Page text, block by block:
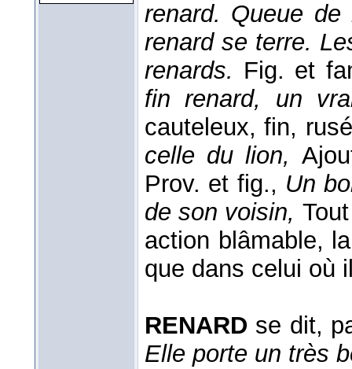
renard. Queue
renard se terre.
renards. Fig. et
fin renard, un
cauteleux, fin,
celle du lion,
Prov. et fig., Un
de son voisin,
action blâmable,
que dans celui où
RENARD se dit,
Elle porte un très